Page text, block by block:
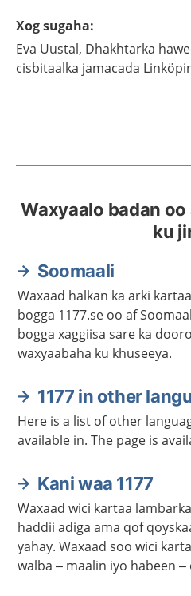
Xog sugaha:
Eva Uustal, Dhakhtarka
cisbitaalka jamacada
Waxyaalo badan oo
ku
Soomaali
Waxaad halkan ka arki
bogga 1177.se oo af
bogga xaggiisa sare ka
waxyaabaha ku khuseeya.
1177 in other
Here is a list of other
available in. The page is
Kani waa 1177
Waxaad wici kartaa
haddii adiga ama qof
yahay. Waxaad soo wici
walba – maalin iyo habeen –